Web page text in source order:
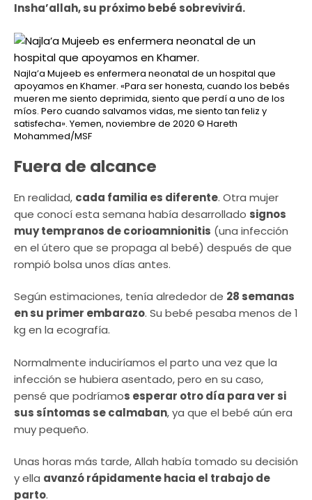
Insha’allah, su próximo bebé sobrevivirá.
Najla’a Mujeeb es enfermera neonatal de un hospital que
apoyamos en Khamer. «Para ser honesta, cuando los bebés
mueren me siento deprimida, siento que perdí a uno de los
míos. Pero cuando salvamos vidas, me siento tan feliz y
satisfecha». Yemen, noviembre de 2020 © Hareth
Mohammed/MSF
Fuera de alcance
En realidad, cada familia es diferente. Otra mujer
que conocí esta semana había desarrollado signos
muy tempranos de corioamnionitis (una infección
en el útero que se propaga al bebé) después de que
rompió bolsa unos días antes.
Según estimaciones, tenía alrededor de 28 semanas
en su primer embarazo. Su bebé pesaba menos de 1
kg en la ecografía.
Normalmente induciríamos el parto una vez que la
infección se hubiera asentado, pero en su caso,
pensé que podríamos esperar otro día para ver si
sus síntomas se calmaban, ya que el bebé aún era
muy pequeño.
Unas horas más tarde, Allah había tomado su decisión
y ella avanzó rápidamente hacia el trabajo de
parto.